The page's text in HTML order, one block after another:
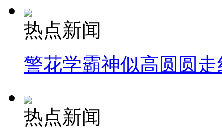
热点新闻
警花学霸神似高圆圆走
热点新闻